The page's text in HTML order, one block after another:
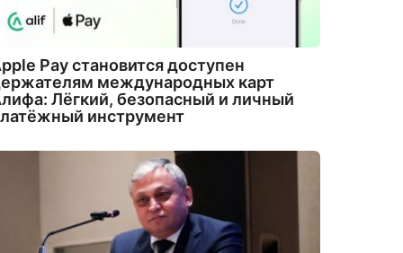
Pay становится доступен
международных карт
Лёгкий, безопасный и личный
инструмент